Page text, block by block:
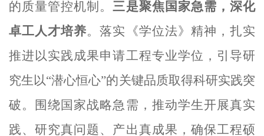
的质量管控机制。 三是聚焦国家急需，深化
卓工人才培养。落实《学位法》精神，扎实
推进以实践成果申请工程专业学位，引导研
究生以“潜心恒心”的关键品质取得科研实践突
破。围绕国家战略急需，推动学生开展真实
践、研究真问题、产出真成果，确保工程硕